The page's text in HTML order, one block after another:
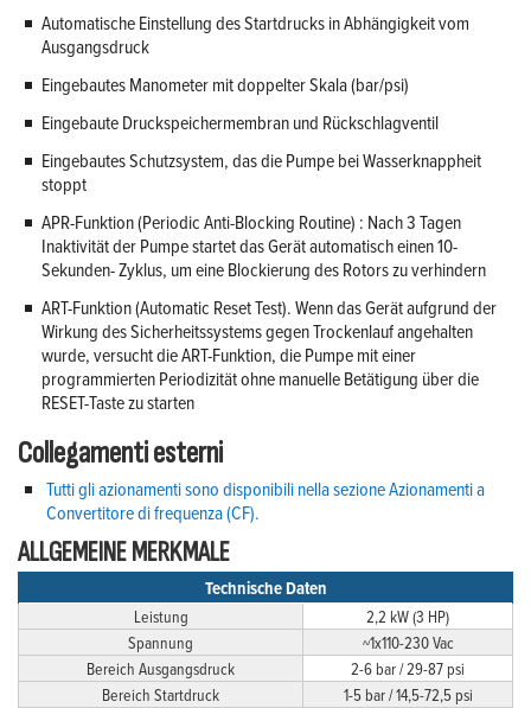
Automatische Einstellung des Startdrucks in Abhängigkeit vom
Ausgangsdruck
Eingebautes Manometer mit doppelter Skala (bar/psi)
Eingebaute Druckspeichermembran und Rückschlagventil
Eingebautes Schutzsystem, das die Pumpe bei Wasserknappheit
stoppt
APR-Funktion (Periodic Anti-Blocking Routine) : Nach 3 Tagen
Inaktivität der Pumpe startet das Gerät automatisch einen 10-
Sekunden- Zyklus, um eine Blockierung des Rotors zu verhindern
ART-Funktion (Automatic Reset Test). Wenn das Gerät aufgrund der
Wirkung des Sicherheitssystems gegen Trockenlauf angehalten
wurde, versucht die ART-Funktion, die Pumpe mit einer
programmierten Periodizität ohne manuelle Betätigung über die
RESET-Taste zu starten
Collegamenti esterni
Tutti gli azionamenti sono disponibili nella sezione Azionamenti a
Convertitore di frequenza (CF).
ALLGEMEINE MERKMALE
Technische Daten
Leistung
2,2 kW (3 HP)
Spannung
~1x110-230 Vac
Bereich Ausgangsdruck
2-6 bar / 29-87 psi
Bereich Startdruck
1-5 bar / 14,5-72,5 psi